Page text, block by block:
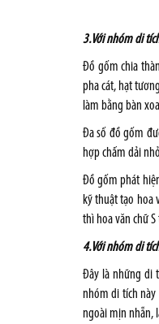
3.Với nhóm di
Đồ gốm chia
pha cát, hạt
làm bằng bàn
Đa số đồ gốm
hợp chấm dải
Đồ gốm phát
kỹ thuật tạo hoa
thì hoa văn chữ
4.Với nhóm di
Đây là những di
nhóm di tích này
ngoài mịn nhẵn,